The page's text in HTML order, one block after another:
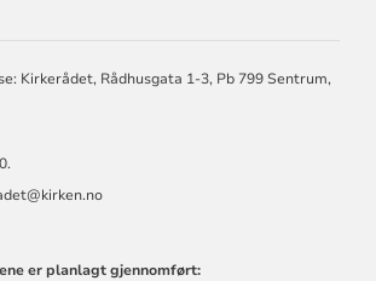
Kirkerådet, Rådhusgata 1-3, Pb 799 Sentrum,
er planlagt gjennomført: